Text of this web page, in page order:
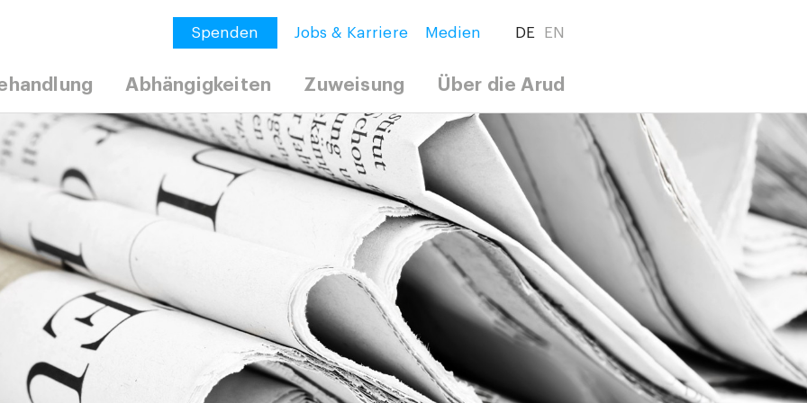
Spenden Jobs & Karriere Medien DE EN
Abhängigkeiten Zuweisung Über die Arud